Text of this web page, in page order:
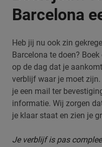
Barcelona
Heb jij nu ook zin
Barcelona te doen?
op de dag dat je
verblijf waar je moet
je een mail ter
informatie. Wij zorgen
je klaar staat en zien je
Je verblijf is pas